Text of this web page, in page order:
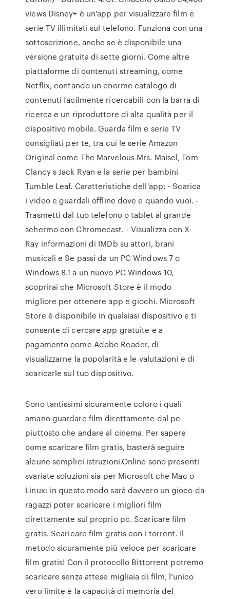
views Disney+ è un'app per visualizzare film e
serie TV illimitati sul telefono. Funziona con una
sottoscrizione, anche se è disponibile una
versione gratuita di sette giorni. Come altre
piattaforme di contenuti streaming, come
Netflix, contando un enorme catalogo di
contenuti facilmente ricercabili con la barra di
ricerca e un riproduttore di alta qualità per il
dispositivo mobile. Guarda film e serie TV
consigliati per te, tra cui le serie Amazon
Original come The Marvelous Mrs. Maisel, Tom
Clancy s Jack Ryan e la serie per bambini
Tumble Leaf. Caratteristiche dell'app: - Scarica
i video e guardali offline dove e quando vuoi. -
Trasmetti dal tuo telefono o tablet al grande
schermo con Chromecast. - Visualizza con X-
Ray informazioni di IMDb su attori, brani
musicali e Se passi da un PC Windows 7 o
Windows 8.1 a un nuovo PC Windows 10,
scoprirai che Microsoft Store è il modo
migliore per ottenere app e giochi. Microsoft
Store è disponibile in qualsiasi dispositivo e ti
consente di cercare app gratuite e a
pagamento come Adobe Reader, di
visualizzarne la popolarità e le valutazioni e di
scaricarle sul tuo dispositivo.
Sono tantissimi sicuramente coloro i quali
amano guardare film direttamente dal pc
piuttosto che andare al cinema. Per sapere
come scaricare film gratis, basterà seguire
alcune semplici istruzioni.Online sono presenti
svariate soluzioni sia per Microsoft che Mac o
Linux: in questo modo sarà davvero un gioco da
ragazzi poter scaricare i migliori film
direttamente sul proprio pc. Scaricare film
gratis. Scaricare film gratis con i torrent. Il
metodo sicuramente più veloce per scaricare
film gratis! Con il protocollo Bittorrent potremo
scaricare senza attese migliaia di film, l’unico
vero limite è la capacità di memoria del